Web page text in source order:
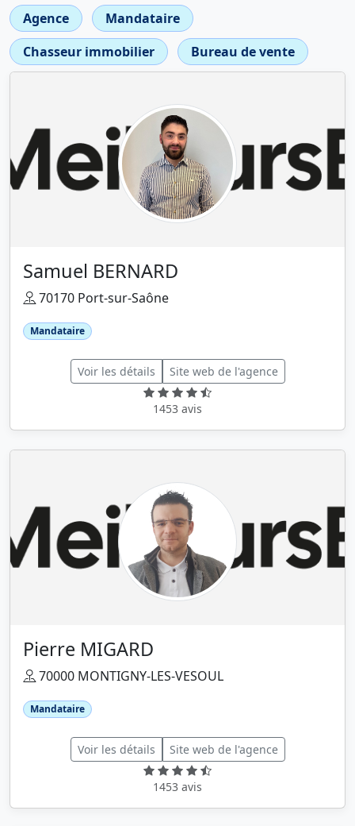
Agence
Mandataire
Chasseur immobilier
Bureau de vente
Samuel BERNARD
70170 Port-sur-Saône
Mandataire
Voir les détails Site web de l'agence
1453 avis
Pierre MIGARD
70000 MONTIGNY-LES-VESOUL
Mandataire
Voir les détails Site web de l'agence
1453 avis